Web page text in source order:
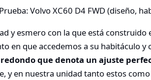
y esmero con la que está
en que accedemos a su habitáculo
que denota un ajuste
y en nuestra unidad tanto estos